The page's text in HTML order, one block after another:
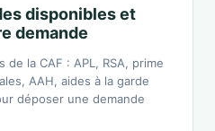
disponibles et
demande
la CAF : APL, RSA, prime
AAH, aides à la garde
déposer une demande